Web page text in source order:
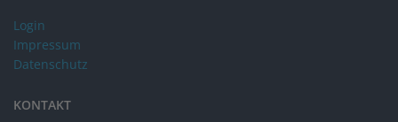
Login
Impressum
Datenschutz
KONTAKT